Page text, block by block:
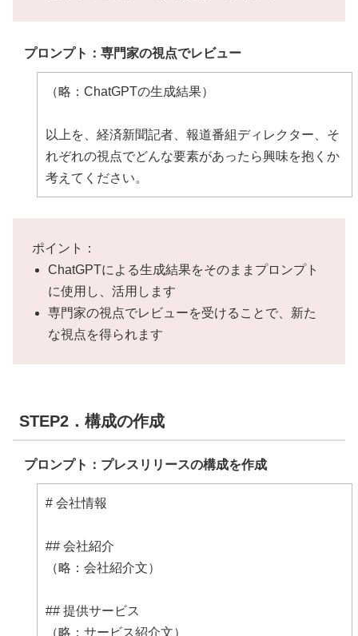
利用した精密農業支援サービスです。ドローンによ
る土地の3Dマッピング、作物の健康状態のモニタリ
ング、適切な時期における種まきや肥料散布などを
の最適な管理方法を提案し、農業生産性の向上と環
境への影響を最小限に抑えることを目指します。
プレスリリースの目的：
プレスリリースの定量的な目標：
プレスリリースのターゲット（メインとサブ）：
ターゲットとするメディア：
プロンプト：専門家の視点でレビュー
（略：ChatGPTの生成結果）
以上を、経済新聞記者、報道番組ディレクター、そ
れぞれの視点でどんな要素があったら興味を抱くか
考えてください。
ポイント：
ChatGPTによる生成結果をそのままプロンプト
に使用し、活用します
専門家の視点でレビューを受けることで、新た
な視点を得られます
STEP2．構成の作成
プロンプト：プレスリリースの構成を作成
# 会社情報
## 会社紹介
（略：会社紹介文）
## 提供サービス
（略：サービス紹介文）